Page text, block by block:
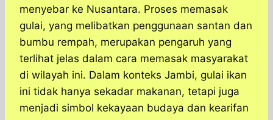
menyebar ke Nusantara. Proses memasak
gulai, yang melibatkan penggunaan santan dan
bumbu rempah, merupakan pengaruh yang
terlihat jelas dalam cara memasak masyarakat
di wilayah ini. ​Dalam konteks Jambi, gulai ikan
ini tidak hanya sekadar makanan, tetapi juga
menjadi simbol kekayaan budaya dan kearifan